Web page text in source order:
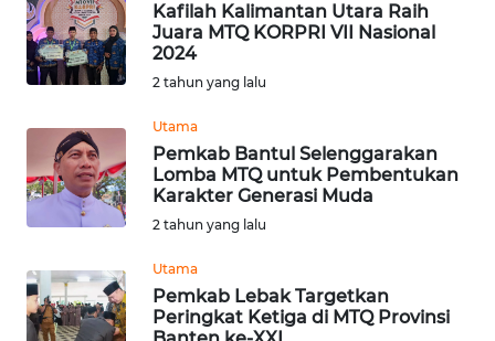
Kafilah Kalimantan Utara Raih
Juara MTQ KORPRI VII Nasional
2024
2 tahun yang lalu
Utama
Pemkab Bantul Selenggarakan
Lomba MTQ untuk Pembentukan
Karakter Generasi Muda
2 tahun yang lalu
Utama
Pemkab Lebak Targetkan
Peringkat Ketiga di MTQ Provinsi
WN
JATENG
WN
NUSANTARA
WN
JOGJA
WN
JATIM